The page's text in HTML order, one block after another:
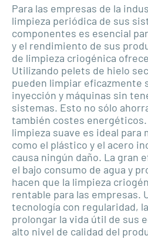
Para las empresas de la
limpieza periódica de sus
componentes es esencial
y el rendimiento de sus
de limpieza criogénica
Utilizando pelets de hielo
pueden limpiar eficazmente
inyección y máquinas sin
sistemas. Esto no sólo
también costes
limpieza suave es ideal para
como el plástico y el acero
causa ningún daño. La gran
el bajo consumo de agua y
hacen que la limpieza
rentable para las empresas.
tecnología con regularidad,
prolongar la vida útil de sus
alto nivel de calidad del